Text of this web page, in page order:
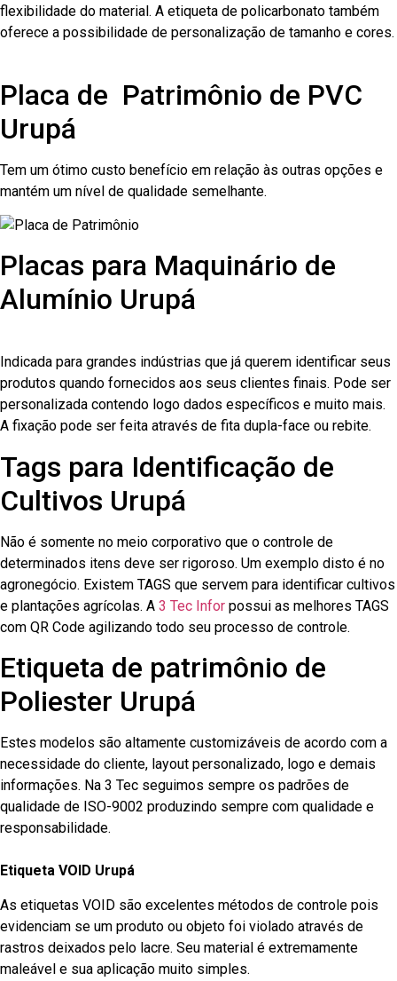
flexibilidade do material. A etiqueta de policarbonato também
oferece a possibilidade de personalização de tamanho e cores.
Placa de Patrimônio de PVC
Urupá
Tem um ótimo custo benefício em relação às outras opções e
mantém um nível de qualidade semelhante.
Placas para Maquinário de
Alumínio Urupá
Indicada para grandes indústrias que já querem identificar seus
produtos quando fornecidos aos seus clientes finais. Pode ser
personalizada contendo logo dados específicos e muito mais.
A fixação pode ser feita através de fita dupla-face ou rebite.
Tags para Identificação de
Cultivos Urupá
Não é somente no meio corporativo que o controle de
determinados itens deve ser rigoroso. Um exemplo disto é no
agronegócio. Existem TAGS que servem para identificar cultivos
e plantações agrícolas. A 3 Tec Infor possui as melhores TAGS
com QR Code agilizando todo seu processo de controle.
Etiqueta de patrimônio de
Poliester Urupá
Estes modelos são altamente customizáveis de acordo com a
necessidade do cliente, layout personalizado, logo e demais
informações. Na 3 Tec seguimos sempre os padrões de
qualidade de ISO-9002 produzindo sempre com qualidade e
responsabilidade.
Etiqueta VOID Urupá
As etiquetas VOID são excelentes métodos de controle pois
evidenciam se um produto ou objeto foi violado através de
rastros deixados pelo lacre. Seu material é extremamente
maleável e sua aplicação muito simples.